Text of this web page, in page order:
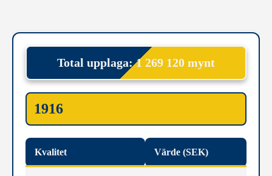
Total upplaga: 1 269 120 mynt
1916
Kvalitet Värde (SEK)